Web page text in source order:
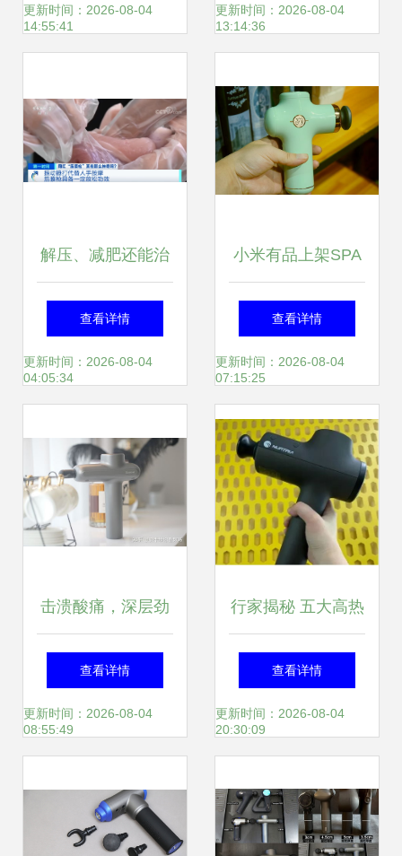
更新时间：2026-08-04
14:55:41
膜枪深度图赏
更新时间：2026-08-04
13:14:36
解压、减肥还能治
病？这种网红“神
器”突然火了，真有
查看详情
更新时间：2026-08-04
04:05:34
小米有品上架SPA
级新品 颜值范野小
兽筋膜枪，直达肌
底缓解疲劳
查看详情
更新时间：2026-08-04
07:15:25
击溃酸痛，深层劲
爽 云麦筋膜枪深度
评测
查看详情
更新时间：2026-08-04
08:55:49
行家揭秘 五大高热
度筋膜枪深度测评
推荐
查看详情
更新时间：2026-08-04
20:30:09